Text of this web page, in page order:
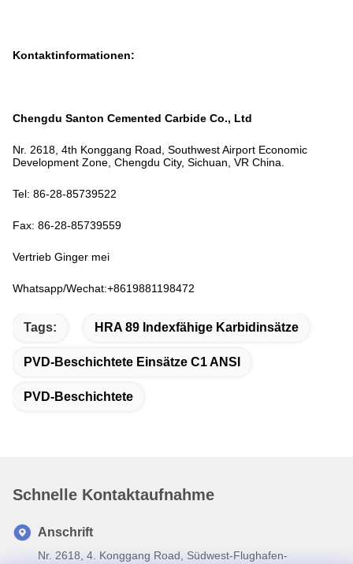
Kontaktinformationen:
Chengdu Santon Cemented Carbide Co., Ltd
Nr. 2618, 4th Konggang Road, Southwest Airport Economic
Development Zone, Chengdu City, Sichuan, VR China.
Tel: 86-28-85739522
Fax: 86-28-85739559
Vertrieb Ginger mei
Whatsapp/Wechat:+8619881198472
Tags: HRA 89 Indexfähige Karbidinsätze
PVD-Beschichtete Einsätze C1 ANSI
PVD-Beschichtete
Schnelle Kontaktaufnahme
Anschrift
Nr. 2618, 4. Konggang Road, Südwest-Flughafen-